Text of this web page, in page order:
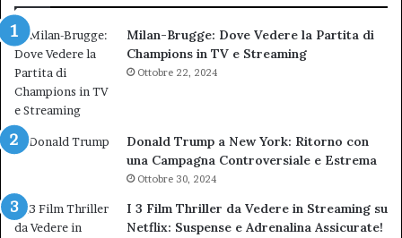
Milan-Brugge: Dove Vedere la Partita di
Champions in TV e Streaming
Ottobre 22, 2024
Donald Trump a New York: Ritorno con
una Campagna Controversiale e Estrema
Ottobre 30, 2024
I 3 Film Thriller da Vedere in Streaming su
Netflix: Suspense e Adrenalina Assicurate!